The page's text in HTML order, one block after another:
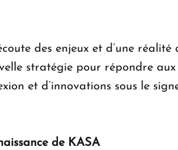
des enjeux et d’une
stratégie pour répondre
et d’innovations sous le
de KASA